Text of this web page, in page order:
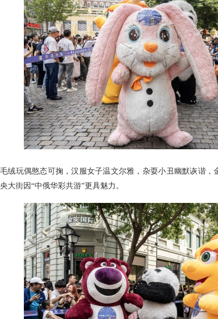
毛绒玩偶憨态可掬，汉服女子温文尔雅，杂耍小丑幽默诙谐
央大街因“中俄华彩共游”更具魅力。